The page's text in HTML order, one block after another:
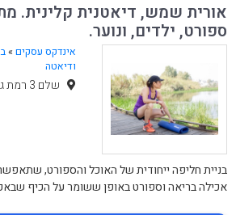
אורית שמש, דיאטנית קלינית.
ספורט, ילדים, ונוער.
אינדקס עסקים »
ודיאטה
שלם 3 רמת גן , רמת גן
בניית חליפה ייחודית של האוכל והספורט,
אכילה בריאה וספורט באופן ששומר על הכיף